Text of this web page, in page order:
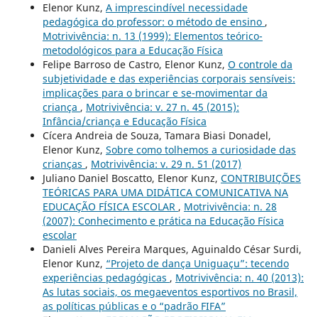
Elenor Kunz, A imprescindível necessidade
pedagógica do professor: o método de ensino ,
Motrivivência: n. 13 (1999): Elementos teórico-
metodológicos para a Educação Física
Felipe Barroso de Castro, Elenor Kunz, O controle da
subjetividade e das experiências corporais sensíveis:
implicações para o brincar e se-movimentar da
criança , Motrivivência: v. 27 n. 45 (2015):
Infância/criança e Educação Física
Cícera Andreia de Souza, Tamara Biasi Donadel,
Elenor Kunz, Sobre como tolhemos a curiosidade das
crianças , Motrivivência: v. 29 n. 51 (2017)
Juliano Daniel Boscatto, Elenor Kunz, CONTRIBUIÇÕES
TEÓRICAS PARA UMA DIDÁTICA COMUNICATIVA NA
EDUCAÇÃO FÍSICA ESCOLAR , Motrivivência: n. 28
(2007): Conhecimento e prática na Educação Física
escolar
Danieli Alves Pereira Marques, Aguinaldo César Surdi,
Elenor Kunz, “Projeto de dança Uniguaçu”: tecendo
experiências pedagógicas , Motrivivência: n. 40 (2013):
As lutas sociais, os megaeventos esportivos no Brasil,
as políticas públicas e o “padrão FIFA”